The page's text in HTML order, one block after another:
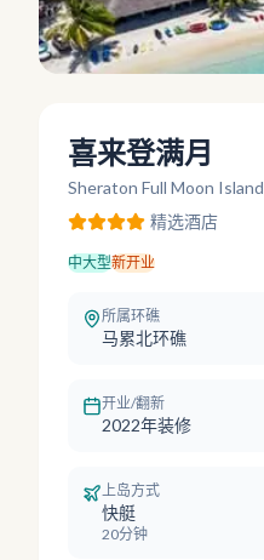
喜来登满月
Sheraton Full Moon Island
精选酒店
中大型新开业
所属环礁
马累北环礁
开业/翻新
2022年装修
上岛方式
快艇
20分钟